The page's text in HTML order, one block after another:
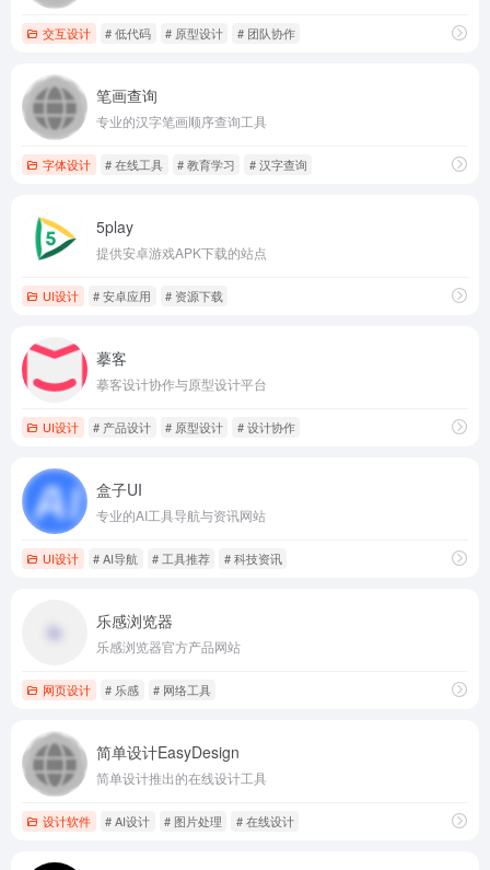
交互设计 # 低代码 # 原型设计 # 团队协作
笔画查询
专业的汉字笔画顺序查询工具
字体设计 # 在线工具 # 教育学习 # 汉字查询
5play
提供安卓游戏APK下载的站点
UI设计 # 安卓应用 # 资源下载
摹客
摹客设计协作与原型设计平台
UI设计 # 产品设计 # 原型设计 # 设计协作
盒子UI
专业的AI工具导航与资讯网站
UI设计 # AI导航 # 工具推荐 # 科技资讯
乐感浏览器
乐感浏览器官方产品网站
网页设计 # 乐感 # 网络工具
简单设计EasyDesign
简单设计推出的在线设计工具
设计软件 # AI设计 # 图片处理 # 在线设计